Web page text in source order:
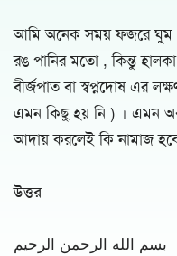
আমি অনেক সময় ফজরে ঘুম
রঙ পানির মতো , কিন্তু
বীর্জপাত বা স্বপ্নদোষ এর
এমন কিছু হয় নি ) । এমন
আদায় করলেই কি নামাজ
উত্তর
بسم الله الرحمن الرحيم